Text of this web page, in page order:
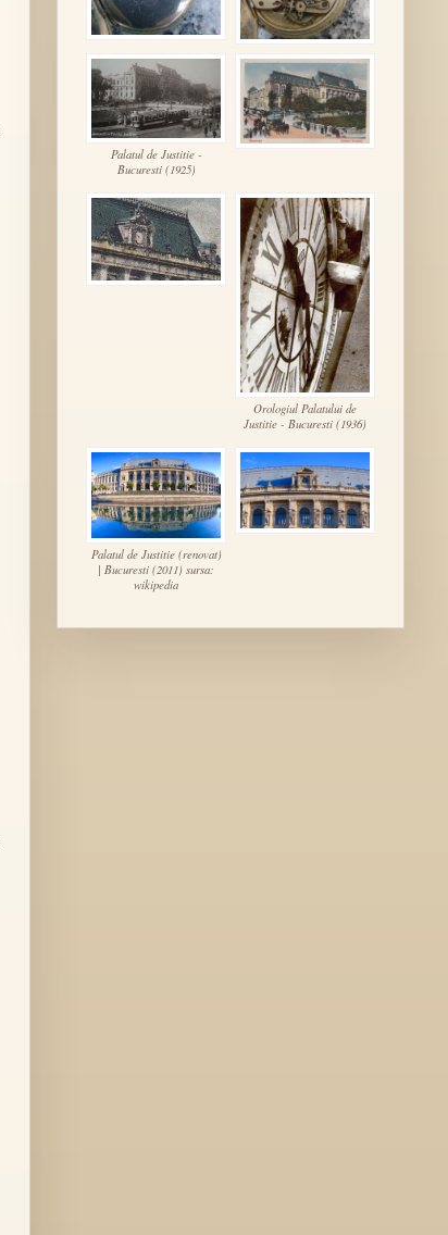
Palatul de Justitie -
Bucuresti (1925)
Orologiul Palatului de
Justitie - Bucuresti (1936)
Palatul de Justitie (renovat)
| Bucuresti (2011) sursa:
wikipedia